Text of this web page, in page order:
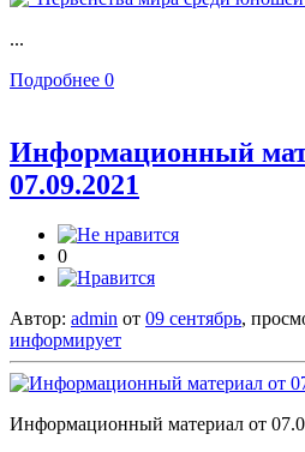
...
Подробнее 0
Информационный
07.09.2021
0
Автор: admin от 09 сентябрь,
информирует
Информационный материал от